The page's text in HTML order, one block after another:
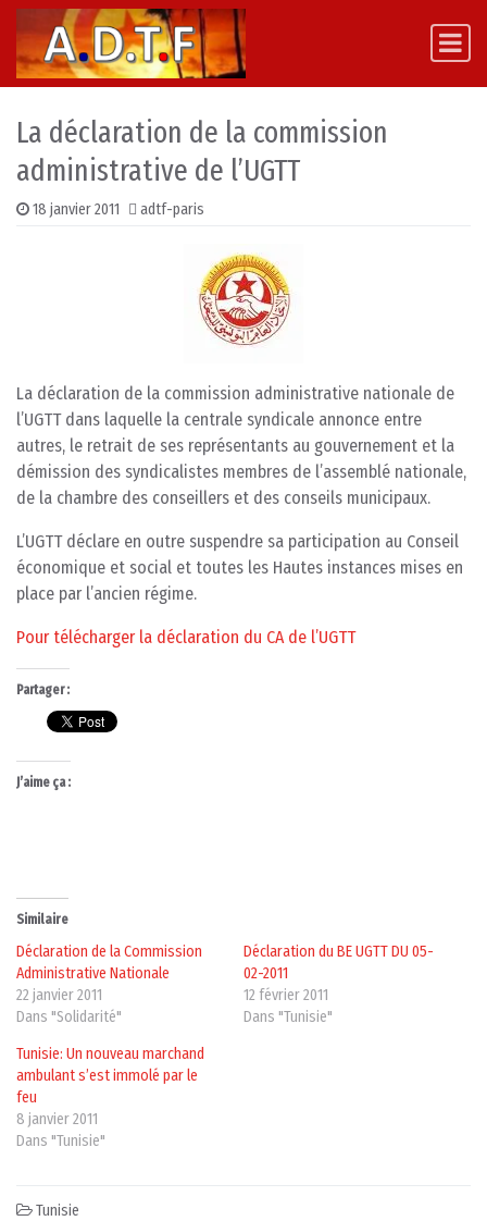
Skip to content
Main Navigation
La déclaration de la commission
administrative de l’UGTT
18 janvier 2011 adtf-paris
La déclaration de la commission administrative nationale de
l’UGTT dans laquelle la centrale syndicale annonce entre
autres, le retrait de ses représentants au gouvernement et la
démission des syndicalistes membres de l’assemblé nationale,
de la chambre des conseillers et des conseils municipaux.
L’UGTT déclare en outre suspendre sa participation au Conseil
économique et social et toutes les Hautes instances mises en
place par l’ancien régime.
Pour télécharger la déclaration du CA de l’UGTT
Partager :
J’aime ça :
Similaire
Déclaration de la Commission
Administrative Nationale
22 janvier 2011
Dans "Solidarité"
Déclaration du BE UGTT DU 05-
02-2011
12 février 2011
Dans "Tunisie"
Tunisie: Un nouveau marchand
ambulant s’est immolé par le
feu
8 janvier 2011
Dans "Tunisie"
Tunisie